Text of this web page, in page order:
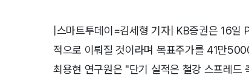
|스마트투데이=김세형 기자| KB증권은 16일
적으로 이뤄질 것이라며 목표주가를 41만
최용현 연구원은 "단기 실적은 철강 스프레드